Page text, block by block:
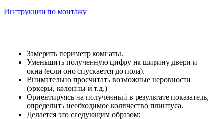
Инструкции по монтажу
Замерить периметр комнаты.
Уменьшить полученную цифру на ширину двери и
окна (если оно спускается до пола).
Внимательно просчитать возможные неровности
(эркеры, колонны и т.д.)
Ориентируясь на полученный в результате показатель,
определить необходимое количество плинтуса.
Делается это следующим образом: